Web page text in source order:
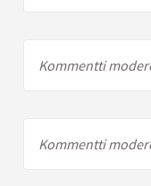
Kommentti
Kommentti